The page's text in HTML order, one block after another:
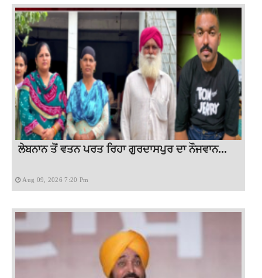
ਲੇਬਨਾਨ ਤੋਂ ਵਤਨ ਪਰਤ ਰਿਹਾ ਗੁਰਦਾਸਪੁਰ ਦਾ ਨੌਜਵਾਨ...
Aug 09, 2026 7:20 Pm